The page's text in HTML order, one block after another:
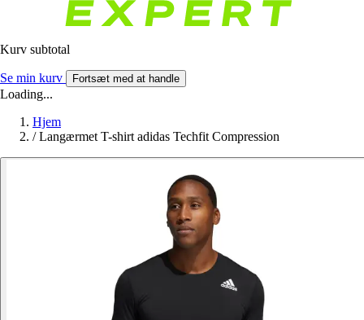
Kurv subtotal
Se min kurv Fortsæt med at handle
Loading...
Hjem
/ Langærmet T-shirt adidas Techfit Compression